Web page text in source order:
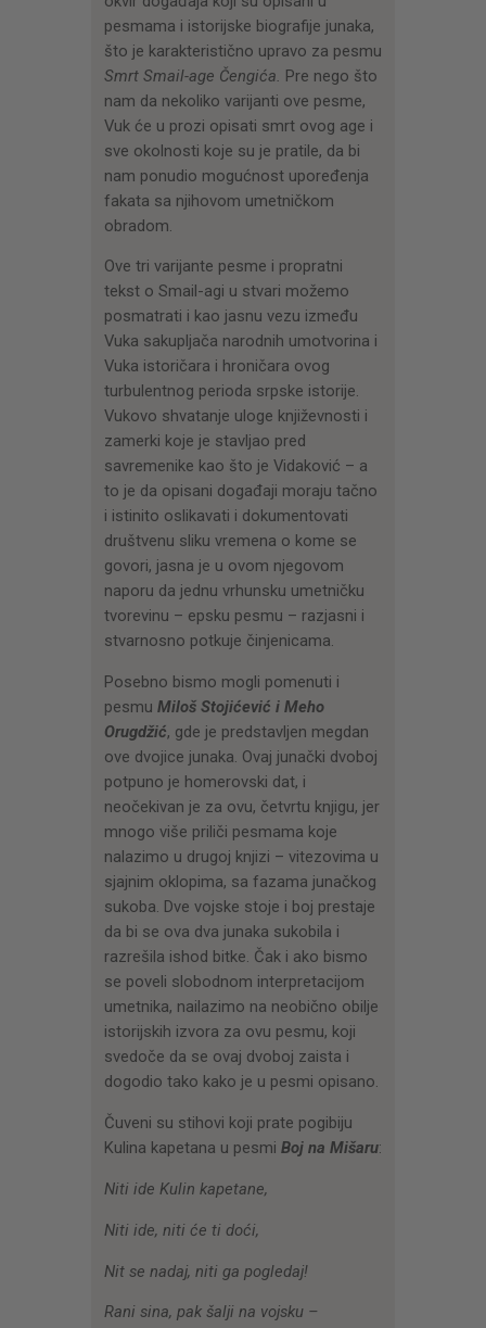
pesmama i istorijske biografije junaka,
što je karakteristično upravo za pesmu
Smrt Smail-age Čengića. Pre nego što
nam da nekoliko varijanti ove pesme,
Vuk će u prozi opisati smrt ovog age i
sve okolnosti koje su je pratile, da bi
nam ponudio mogućnost upoređenja
fakata sa njihovom umetničkom
obradom.
Ove tri varijante pesme i propratni
tekst o Smail-agi u stvari možemo
posmatrati i kao jasnu vezu između
Vuka sakupljača narodnih umotvorina i
Vuka istoričara i hroničara ovog
turbulentnog perioda srpske istorije.
Vukovo shvatanje uloge književnosti i
zamerki koje je stavljao pred
savremenike kao što je Vidaković – a
to je da opisani događaji moraju tačno
i istinito oslikavati i dokumentovati
društvenu sliku vremena o kome se
govori, jasna je u ovom njegovom
naporu da jednu vrhunsku umetničku
tvorevinu – epsku pesmu – razjasni i
stvarnosno potkuje činjenicama.
Posebno bismo mogli pomenuti i
pesmu Miloš Stojićević i Meho
Orugdžić, gde je predstavljen megdan
ove dvojice junaka. Ovaj junački dvoboj
potpuno je homerovski dat, i
neočekivan je za ovu, četvrtu knjigu, jer
mnogo više priliči pesmama koje
nalazimo u drugoj knjizi – vitezovima u
sjajnim oklopima, sa fazama junačkog
sukoba. Dve vojske stoje i boj prestaje
da bi se ova dva junaka sukobila i
razrešila ishod bitke. Čak i ako bismo
se poveli slobodnom interpretacijom
umetnika, nailazimo na neobično obilje
istorijskih izvora za ovu pesmu, koji
svedoče da se ovaj dvoboj zaista i
dogodio tako kako je u pesmi opisano.
Čuveni su stihovi koji prate pogibiju
Kulina kapetana u pesmi Boj na Mišaru:
Niti ide Kulin kapetane,
Niti ide, niti će ti doći,
Nit se nadaj, niti ga pogledaj!
Rani sina, pak šalji na vojsku –